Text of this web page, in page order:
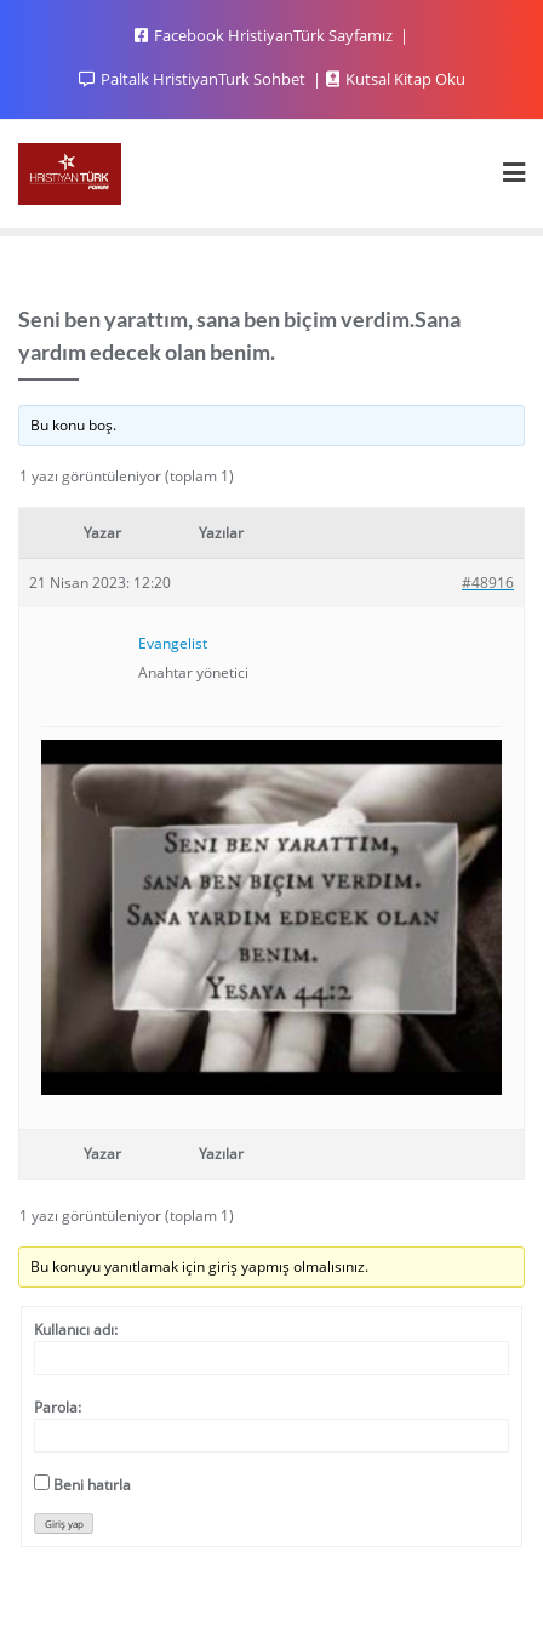
Facebook HristiyanTürk Sayfamız
Paltalk HristiyanTurk Sohbet
Kutsal Kitap Oku
Seni ben yarattım, sana ben biçim verdim.Sana
yardım edecek olan benim.
Bu konu boş.
1 yazı görüntüleniyor (toplam 1)
Yazar Yazılar
21 Nisan 2023: 12:20 #48916
Evangelist
Anahtar yönetici
Yazar Yazılar
1 yazı görüntüleniyor (toplam 1)
Bu konuyu yanıtlamak için giriş yapmış olmalısınız.
Kullanıcı adı:
Parola:
Beni hatırla
Giriş yap